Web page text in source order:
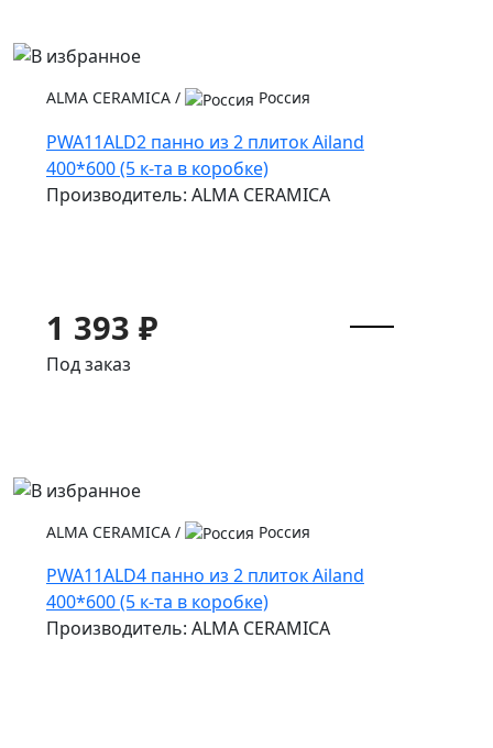
ALMA CERAMICA / Россия
PWA11ALD2 панно из 2 плиток Ailand
400*600 (5 к-та в коробке)
Производитель: ALMA CERAMICA
1 393 ₽
Под заказ
ALMA CERAMICA / Россия
PWA11ALD4 панно из 2 плиток Ailand
400*600 (5 к-та в коробке)
Производитель: ALMA CERAMICA